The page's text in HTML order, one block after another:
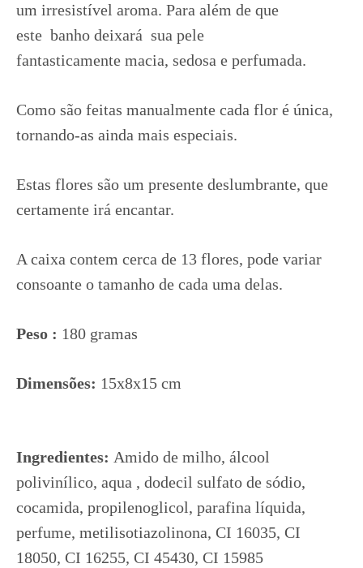
um irresistível aroma. Para além de que
este banho deixará sua pele
fantasticamente macia, sedosa e perfumada.
Como são feitas manualmente cada flor é única,
tornando-as ainda mais especiais.
Estas flores são um presente deslumbrante, que
certamente irá encantar.
A caixa contem cerca de 13 flores, pode variar
consoante o tamanho de cada uma delas.
Peso : 180 gramas
Dimensões: 15x8x15 cm
Ingredientes: Amido de milho, álcool
polivinílico, aqua , dodecil sulfato de sódio,
cocamida, propilenoglicol, parafina líquida,
perfume, metilisotiazolinona, CI 16035, CI
18050, CI 16255, CI 45430, CI 15985